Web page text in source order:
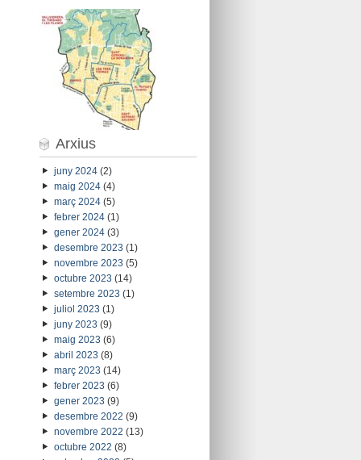
Arxius
juny 2024(2)
maig 2024(4)
març 2024(5)
febrer 2024(1)
gener 2024(3)
desembre 2023 (1)
novembre 2023 (5)
octubre 2023 (14)
setembre 2023 (1)
juliol 2023 (1)
juny 2023 (9)
maig 2023 (6)
abril 2023 (8)
març 2023 (14)
febrer 2023 (6)
gener 2023 (9)
desembre 2022 (9)
novembre 2022 (13)
octubre 2022 (8)